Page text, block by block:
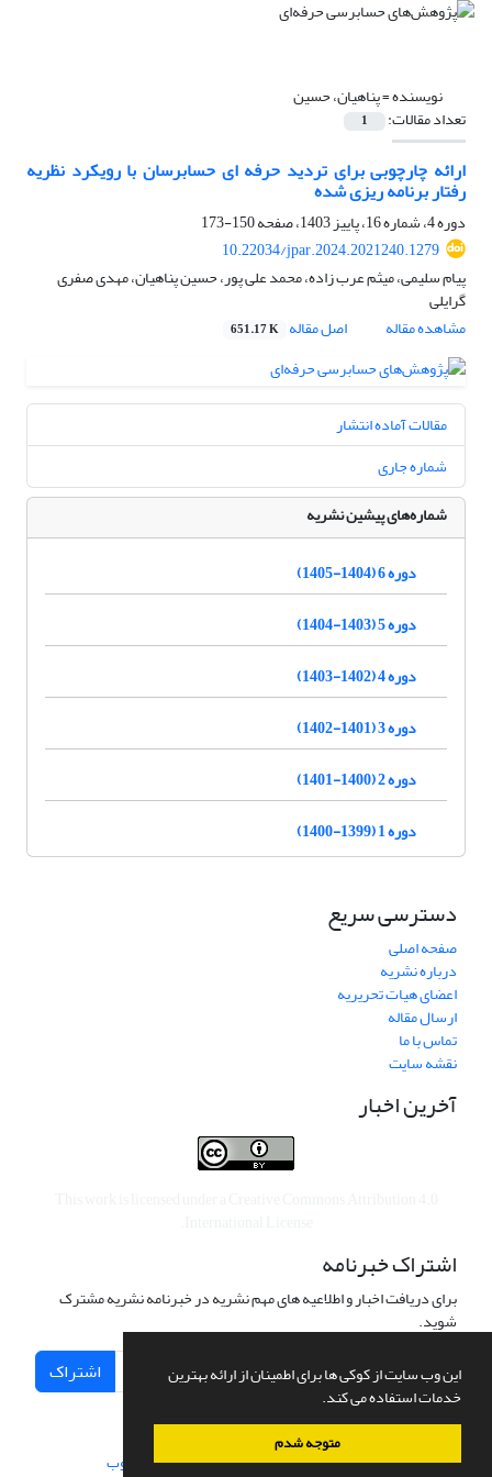
این وب سایت از کوکی ها برای اطمینان از ارائه بهترین
خدمات استفاده می کند.
متوجه شدم
نویسنده =پناهیان، حسین
تعداد مقالات: 1
ارائه چارچوبی برای تردید حرفه ای حسابرسان با رویکرد نظریه
رفتار برنامه ریزی شده
دوره 4، شماره 16، پاییز 1403، صفحه
150-173
10.22034/jpar.2024.2021240.1279
پیام سلیمی، میثم عرب زاده، محمد علی پور، حسین پناهیان، مهدی صفری
گرایلی
مشاهده مقاله
اصل مقاله 651.17 K
مقالات آماده انتشار
شماره جاری
شماره‌های پیشین نشریه
دوره 6 (1404-1405)
دوره 5 (1403-1404)
دوره 4 (1402-1403)
دوره 3 (1401-1402)
دوره 2 (1400-1401)
دوره 1 (1399-1400)
دسترسی سریع
صفحه اصلی
درباره نشریه
اعضای هیات تحریریه
ارسال مقاله
تماس با ما
نقشه سایت
آخرین اخبار
اشتراک خبرنامه
برای دریافت اخبار و اطلاعیه های مهم نشریه در خبرنامه نشریه مشترک
شوید.
اشتراک
سامانه مدیریت نشریات علمی.طراحی و پیاده سازی از سیناوب